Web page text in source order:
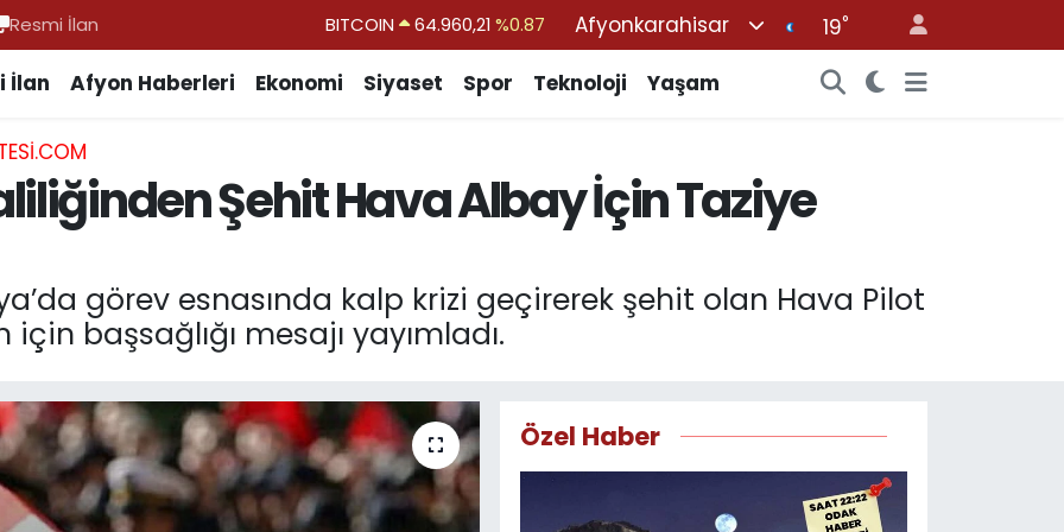
Resmi İlan DOLAR 47,7436%0.18
BİST100
13.779
%-14
Afyonkarahisar 19°
İlan Afyon Haberleri Ekonomi Siyaset Spor Teknoloji Yaşam
Şehit Hava Albay İçin Taziye
görev esnasında kalp krizi geçirerek şehit olan Hava Pilot
başsağlığı mesajı yayımladı.
Özel Haber